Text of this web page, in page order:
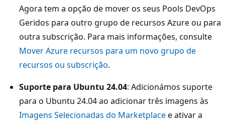
Agora tem a opção de mover os seus Pools DevOps
Geridos para outro grupo de recursos Azure ou para
outra subscrição. Para mais informações, consulte
Mover Azure recursos para um novo grupo de
recursos ou subscrição.
Suporte para Ubuntu 24.04: Adicionámos suporte
para o Ubuntu 24.04 ao adicionar três imagens às
Imagens Selecionadas do Marketplacee ativar a